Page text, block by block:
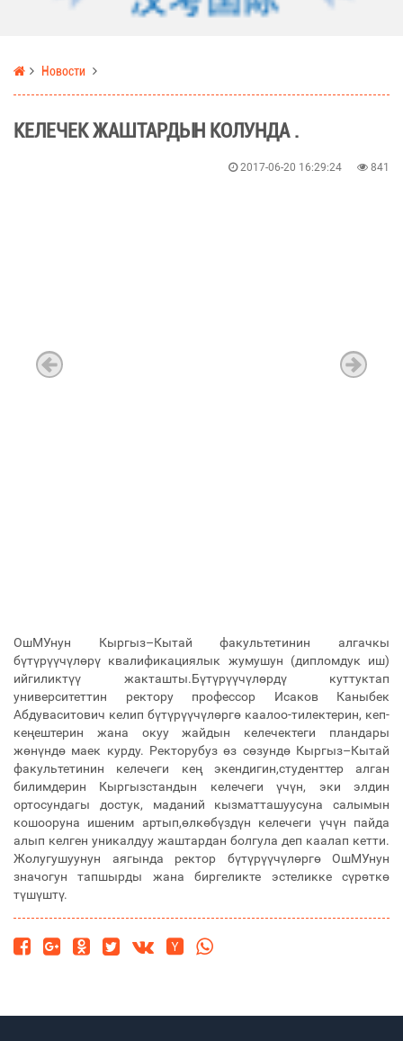
Новости
КЕЛЕЧЕК ЖАШТАРДЫН КОЛУНДА .
2017-06-20 16:29:24 841
ОшМУнун Кыргыз–Кытай факультетинин алгачкы
бүтүрүүчүлөрү квалификациялык жумушун (дипломдук иш)
ийгиликтүү жакташты.Бүтүрүүчүлөрдү куттуктап
университеттин ректору профессор Исаков Каныбек
Абдуваситович келип бүтүрүүчүлөргө каалоо-тилектерин, кеп-
кеңештерин жана окуу жайдын келечектеги пландары
жөнүндө маек курду. Ректорубуз өз сөзундө Кыргыз–Кытай
факультетинин келечеги кең экендигин,студенттер алган
билимдерин Кыргызстандын келечеги үчүн, эки элдин
ортосундагы достук, маданий кызматташуусуна салымын
кошооруна ишеним артып,өлкөбүздүн келечеги үчүн пайда
алып келген уникалдуу жаштардан болгула деп каалап кетти.
Жолугушуунун аягында ректор бүтүрүүчүлөргө ОшМУнун
значогун тапшырды жана биргеликте эстеликке сүрөткө
түшүштү.